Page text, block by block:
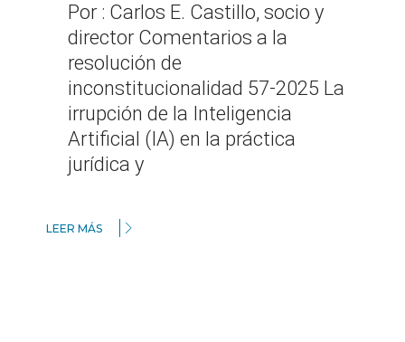
Por : Carlos E. Castillo, socio y
director Comentarios a la
resolución de
inconstitucionalidad 57-2025 La
irrupción de la Inteligencia
Artificial (IA) en la práctica
jurídica y
LEER MÁS